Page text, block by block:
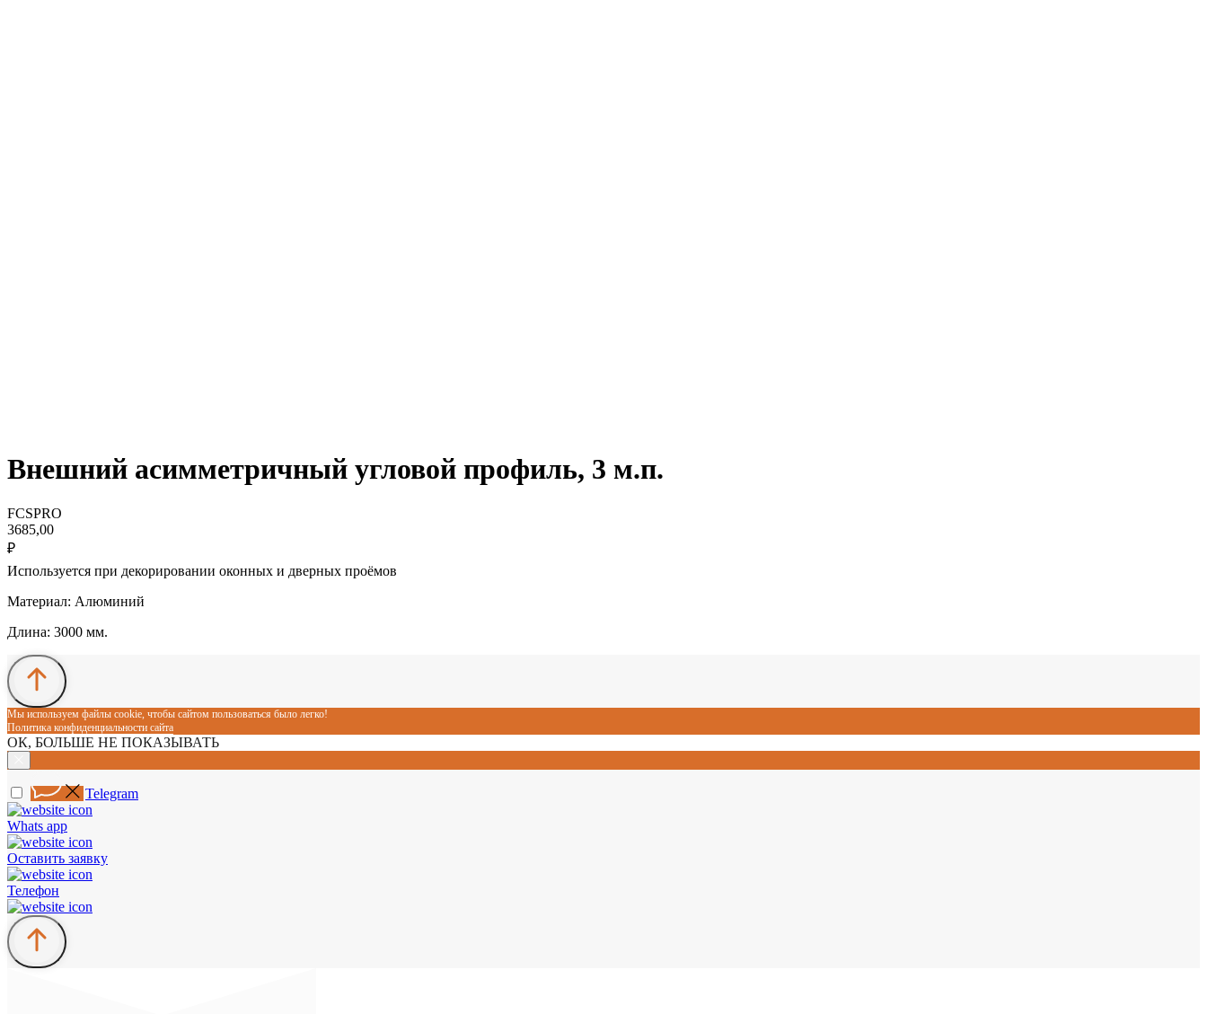
Внешний асимметричный угловой профиль, 3 м.п.
FCSPRO
3685,00
₽
Используется при декорировании оконных и дверных проёмов
Материал: Алюминий
Длина: 3000 мм.
Мы используем файлы cookie, чтобы сайтом пользоваться было легко!
Политика конфиденциальности сайта
ОК, БОЛЬШЕ НЕ ПОКАЗЫВАТЬ
Telegram
Whats app
Оставить заявку
Телефон